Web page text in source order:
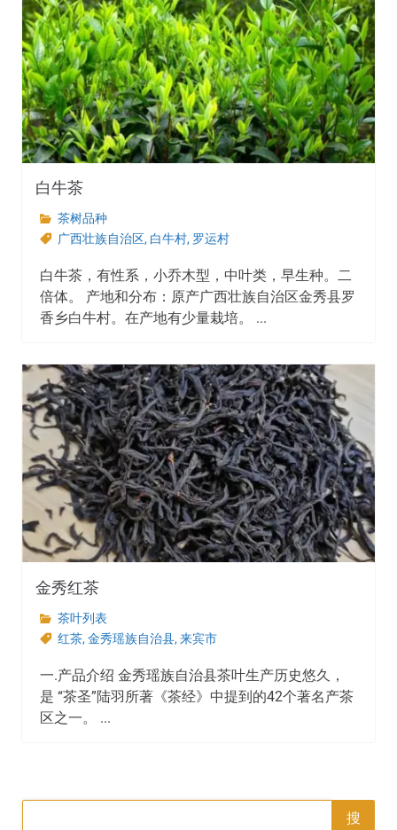
白牛茶
茶树品种
广西壮族自治区, 白牛村, 罗运村
白牛茶，有性系，小乔木型，中叶类，早生种。二
倍体。 产地和分布：原产广西壮族自治区金秀县罗
香乡白牛村。在产地有少量栽培。 ...
金秀红茶
茶叶列表
红茶, 金秀瑶族自治县, 来宾市
一.产品介绍 金秀瑶族自治县茶叶生产历史悠久，
是 “茶圣”陆羽所著《茶经》中提到的42个著名产茶
区之一。 ...
搜